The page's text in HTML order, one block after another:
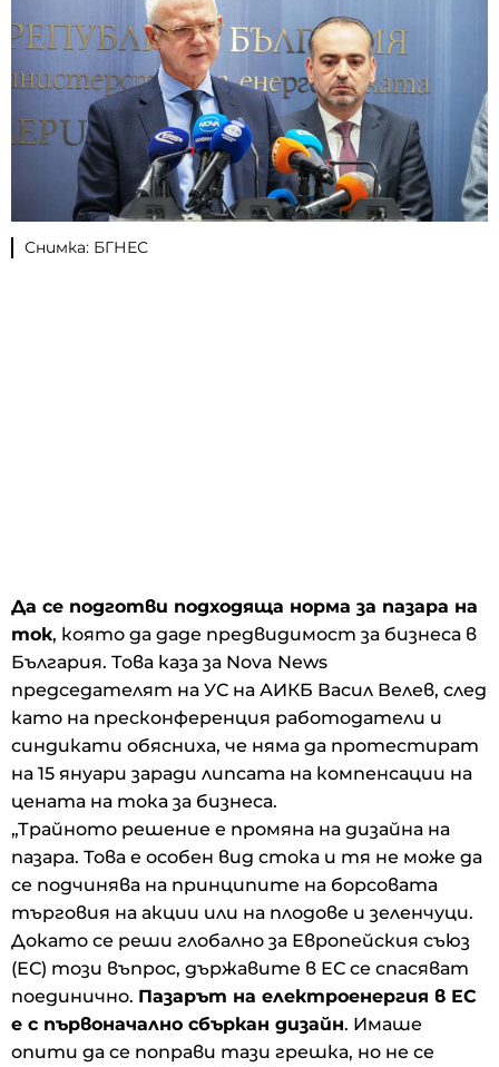
Снимка: БГНЕС
Да се подготви подходяща норма за пазара на
ток, която да даде предвидимост за бизнеса в
България. Това каза за Nova News
председателят на УС на АИКБ Васил Велев, след
като на пресконференция работодатели и
синдикати обясниха, че няма да протестират
на 15 януари заради липсата на компенсации на
цената на тока за бизнеса.
„Трайното решение е промяна на дизайна на
пазара. Това е особен вид стока и тя не може да
се подчинява на принципите на борсовата
търговия на акции или на плодове и зеленчуци.
Докато се реши глобално за Европейския съюз
(ЕС) този въпрос, държавите в ЕС се спасяват
поединично. Пазарът на електроенергия в ЕС
е с първоначално сбъркан дизайн. Имаше
опити да се поправи тази грешка, но не се